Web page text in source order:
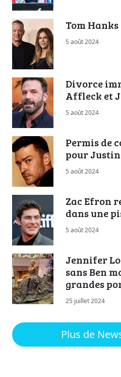
Tom
5 août 2024
Divorce
Affleck et
5 août 2024
Permis de
pour
5 août 2024
Zac Efron
dans une
5 août 2024
Jennifer
sans Ben
grandes
25 juillet 2024
Plus de